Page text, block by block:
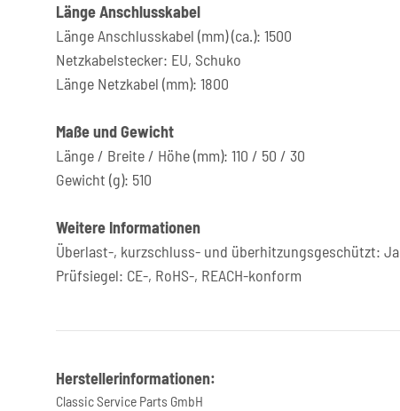
Länge Anschlusskabel
Länge Anschlusskabel (mm) (ca.): 1500
Netzkabelstecker: EU, Schuko
Länge Netzkabel (mm): 1800
Maße und Gewicht
Länge / Breite / Höhe (mm): 110 / 50 / 30
Gewicht (g): 510
Weitere Informationen
Überlast-, kurzschluss- und überhitzungsgeschützt: Ja
Prüfsiegel: CE-, RoHS-, REACH-konform
Herstellerinformationen:
Classic Service Parts GmbH